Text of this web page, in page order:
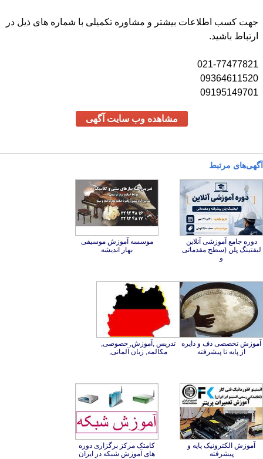
جهت کسب اطلاعات بیشتر و مشاوره تکمیلی با شماره های ذیل در
ارتباط باشید.
021-77477821
09364611520
09195149701
مشاهده وب سایت آگهی
آگهی‌های مرتبط
دوره جامع آموزشی آنلاین
لیفتینگ پلن (سطح مقدماتی
و
موسسه آموزش موسیقی
بهار اندیشه
آموزش تخصصی دف و دایره
از پایه تا پیشرفته
تدریس ,آموزش, خصوصی,
مکالمه, زبان آلمانی,
آموزش الکترونیک پایه و
پیشرفته
کامتک مرکز برگزاری دوره
های آموزش شبکه در ایران